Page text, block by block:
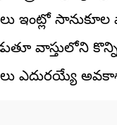
ఇంట్లో
వాస్తులోని
ఎదురయ్యే